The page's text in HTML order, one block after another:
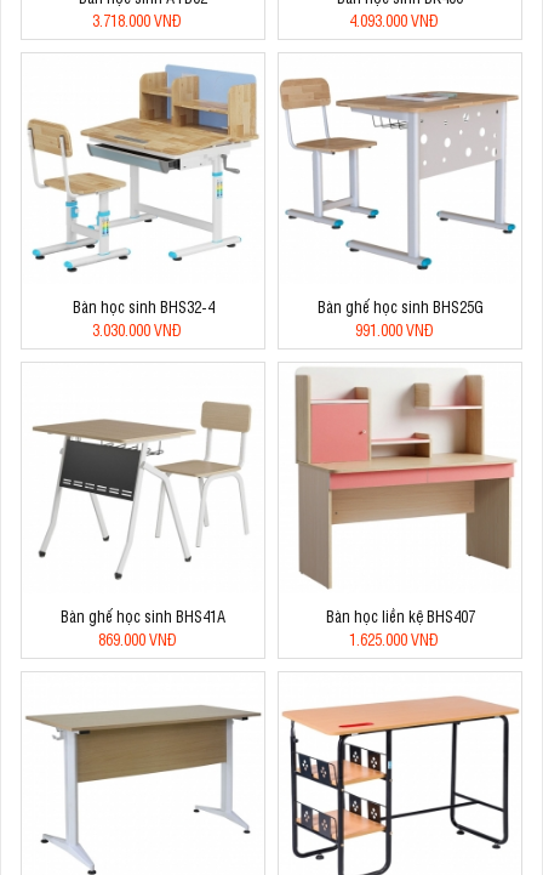
3.718.000 VNĐ
4.093.000 VNĐ
Bàn học sinh BHS32-4
3.030.000 VNĐ
Bàn ghế học sinh BHS25G
991.000 VNĐ
Bàn ghế học sinh BHS41A
869.000 VNĐ
Bàn học liền kệ BHS407
1.625.000 VNĐ